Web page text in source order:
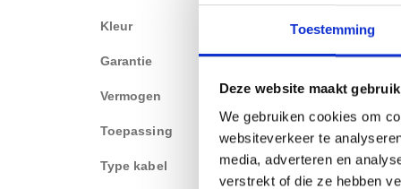
Toestemming
Deze website maakt
We gebruiken cookies om
websiteverkeer te
media, adverteren en
verstrekt of die ze hebben
Kleur
Garantie 1 jaar
Vermogen 16A-250v-max 3600W
Toepassing Keuken, Kantoor, Hotel,
Type kabel Kabel met losse stekker